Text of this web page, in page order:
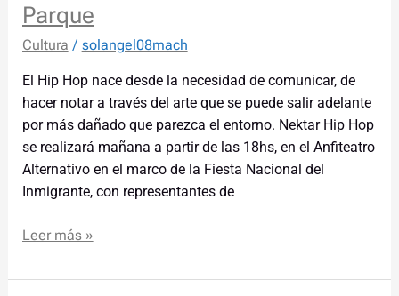
Parque
Cultura / solangel08mach
El Hip Hop nace desde la necesidad de comunicar, de
hacer notar a través del arte que se puede salir adelante
por más dañado que parezca el entorno. Nektar Hip Hop
se realizará mañana a partir de las 18hs, en el Anfiteatro
Alternativo en el marco de la Fiesta Nacional del
Inmigrante, con representantes de
Leer más »